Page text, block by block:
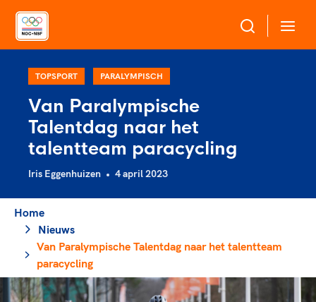
Over NOC*NSF
Sportagenda 2032
Leden
Algemene Vergadering
Raad van Toezicht en Bestuur
Merkbescherming NOC*NSF
Onze partners
Geven aan Sport
Sportdeelname
Bonden en professionals in de sport
Beleidsmedewerkers
Clubbestuurders
Coördinatoren en opleiders
Trainer-coaches
Officials
Topsport
Voor talentvolle sporters
Atletencommissie
Paralympische Talentdag
Voor bonden
Pers
TOPSPORT PARALYMPISCH
Van Paralympische
Talentdag naar het
talentteam paracycling
Iris Eggenhuizen 4 april 2023
Home
Nieuws
Van Paralympische Talentdag naar het talentteam
paracycling